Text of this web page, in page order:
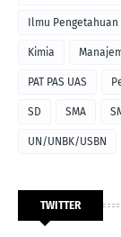
Ilmu Pengetahuan
Kimia
PAT PAS UAS
SD SMA
UN/UNBK/USBN
TWITTER